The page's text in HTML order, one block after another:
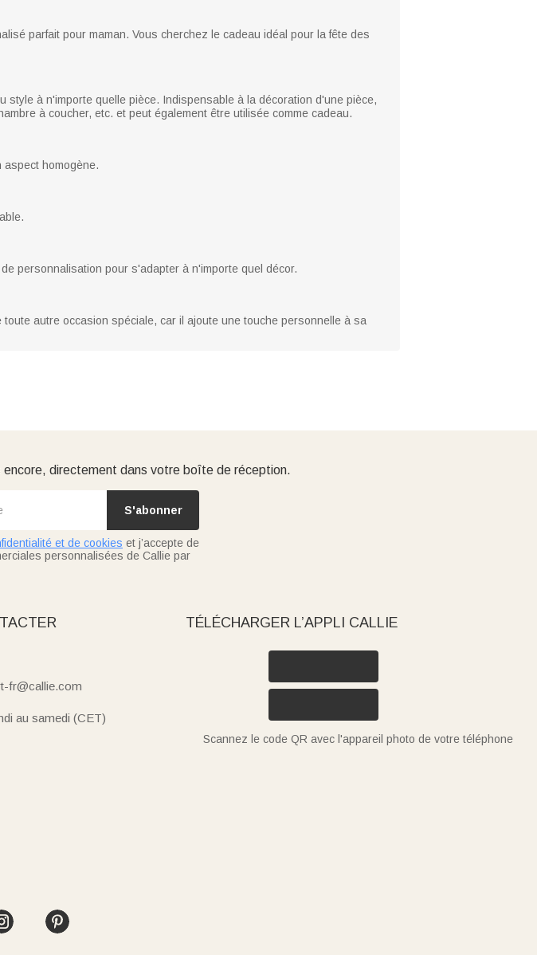
parfait pour maman. Vous cherchez le cadeau idéal pour la fête des
à n'importe quelle pièce. Indispensable à la décoration d'une pièce,
à coucher, etc. et peut également être utilisée comme cadeau.
aspect homogène.
personnalisation pour s'adapter à n'importe quel décor.
autre occasion spéciale, car il ajoute une touche personnelle à sa
encore, directement dans votre boîte de réception.
S'abonner
et de cookies et j’accepte de
personnalisées de Callie par
fr@callie.com
au samedi (CET)
TÉLÉCHARGER L’APPLI CALLIE
Scannez le code QR avec l'appareil photo de votre téléphone